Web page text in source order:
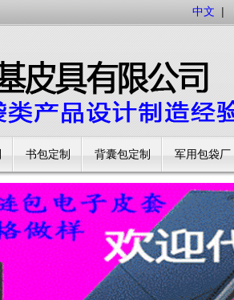
中文 |
书包定制 背囊包定制 军用包袋厂